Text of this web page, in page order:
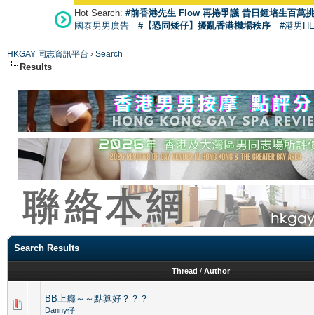
Hot Search: #前香港先生 Flow 再捲爭議 昔日鍾培生百萬
國泰男男廣告
#【恐同矮仔】擾亂香港機場秩序 #港男
HKGAY 同志資訊平台 › Search
Results
Search Results
Thread / Author
BB上癮～～點算好？？？
Danny仔